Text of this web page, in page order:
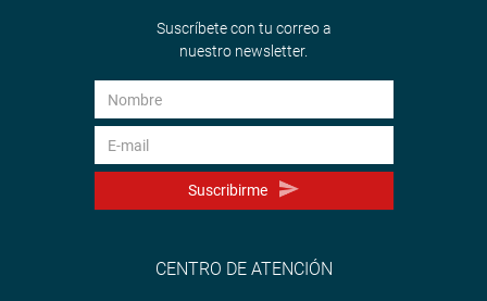
Suscríbete con tu correo a
nuestro newsletter.
Suscribirme
CENTRO DE ATENCIÓN